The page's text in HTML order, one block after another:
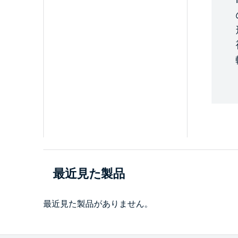
最近見た製品
最近見た製品がありません。